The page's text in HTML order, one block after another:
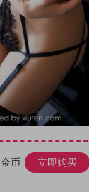
金币 立即购买